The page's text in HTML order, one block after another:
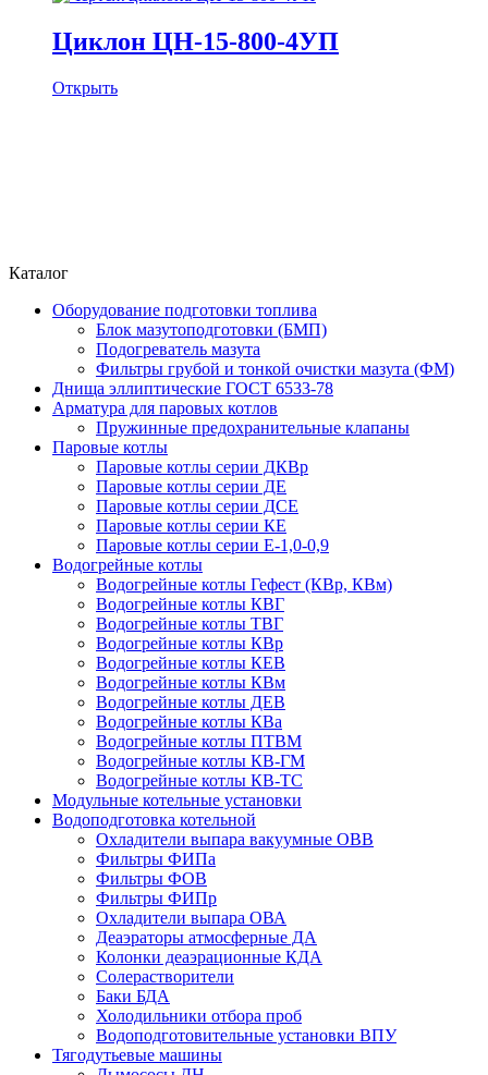
Циклон ЦН-15-800-4УП
Открыть
Каталог
Оборудование подготовки топлива
Блок мазутоподготовки (БМП)
Подогреватель мазута
Фильтры грубой и тонкой очистки мазута (ФМ)
Днища эллиптические ГОСТ 6533-78
Арматура для паровых котлов
Пружинные предохранительные клапаны
Паровые котлы
Паровые котлы серии ДКВр
Паровые котлы серии ДЕ
Паровые котлы серии ДСЕ
Паровые котлы серии КЕ
Паровые котлы серии Е-1,0-0,9
Водогрейные котлы
Водогрейные котлы Гефест (КВр, КВм)
Водогрейные котлы КВГ
Водогрейные котлы ТВГ
Водогрейные котлы КВр
Водогрейные котлы КЕВ
Водогрейные котлы КВм
Водогрейные котлы ДЕВ
Водогрейные котлы КВа
Водогрейные котлы ПТВМ
Водогрейные котлы КВ-ГМ
Водогрейные котлы КВ-ТС
Модульные котельные установки
Водоподготовка котельной
Охладители выпара вакуумные ОВВ
Фильтры ФИПа
Фильтры ФОВ
Фильтры ФИПр
Охладители выпара ОВА
Деаэраторы атмосферные ДА
Колонки деаэрационные КДА
Солерастворители
Баки БДА
Холодильники отбора проб
Водоподготовительные установки ВПУ
Тягодутьевые машины